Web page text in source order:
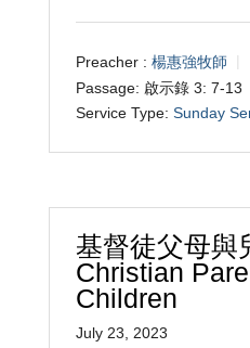
Preacher : 楊惠強牧師
Passage: 啟示錄 3: 7-13
Service Type: Sunday
基督徒父母與
Christian
Children
July 23, 2023